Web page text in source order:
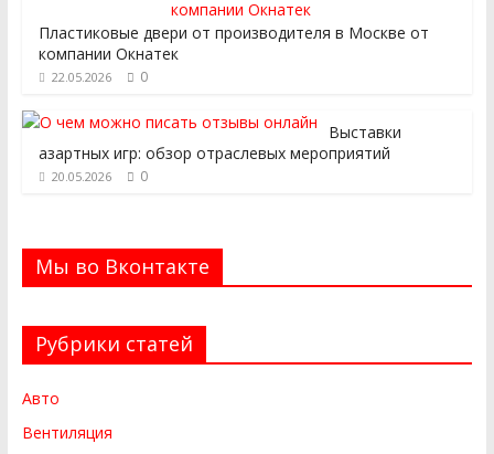
Пластиковые двери от производителя в Москве от
компании Окнатек
22.05.2026 0
Выставки
азартных игр: обзор отраслевых мероприятий
20.05.2026 0
Мы во Вконтакте
Рубрики статей
Авто
Вентиляция